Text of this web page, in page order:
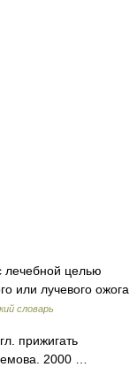
целью
или лучевого ожога
словарь
прижигать
2000 …